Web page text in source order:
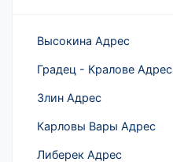
Высокина Адрес
Градец - Кралове Адрес
Злин Адрес
Карловы Вары Адрес
Либерек Адрес